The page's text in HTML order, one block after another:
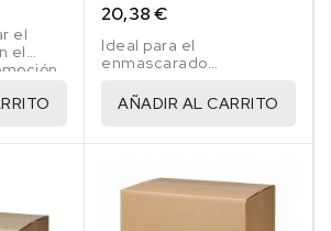
el
el
20,38 €
Ideal para el
enmascarado
puertas, maletero y capó
delantero del automóvil.
AÑADIR AL CARRITO